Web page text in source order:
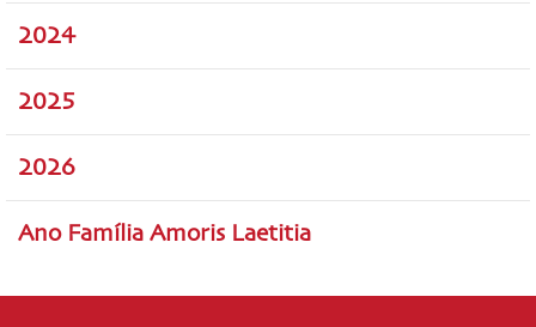
2024
2025
2026
Ano Família Amoris Laetitia